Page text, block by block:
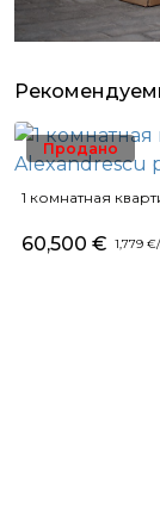
Продано
1 комнатная
60,500 € 1,779